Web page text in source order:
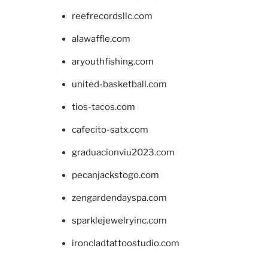
reefrecordsllc.com
alawaffle.com
aryouthfishing.com
united-basketball.com
tios-tacos.com
cafecito-satx.com
graduacionviu2023.com
pecanjackstogo.com
zengardendayspa.com
sparklejewelryinc.com
ironcladtattoostudio.com